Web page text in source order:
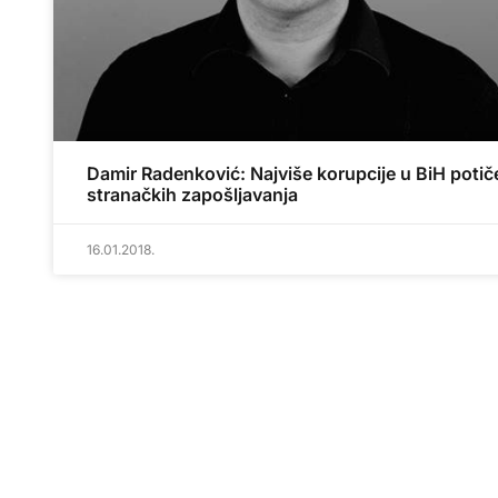
Damir Radenković: Najviše korupcije u BiH
stranačkih zapošljavanja
16.01.2018.